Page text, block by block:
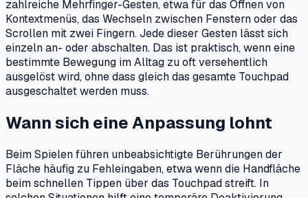
zahlreiche Mehrfinger-Gesten, etwa für das Öffnen von
Kontextmenüs, das Wechseln zwischen Fenstern oder das
Scrollen mit zwei Fingern. Jede dieser Gesten lässt sich
einzeln an- oder abschalten. Das ist praktisch, wenn eine
bestimmte Bewegung im Alltag zu oft versehentlich
ausgelöst wird, ohne dass gleich das gesamte Touchpad
ausgeschaltet werden muss.
Wann sich eine Anpassung lohnt
Beim Spielen führen unbeabsichtigte Berührungen der
Fläche häufig zu Fehleingaben, etwa wenn die Handfläche
beim schnellen Tippen über das Touchpad streift. In